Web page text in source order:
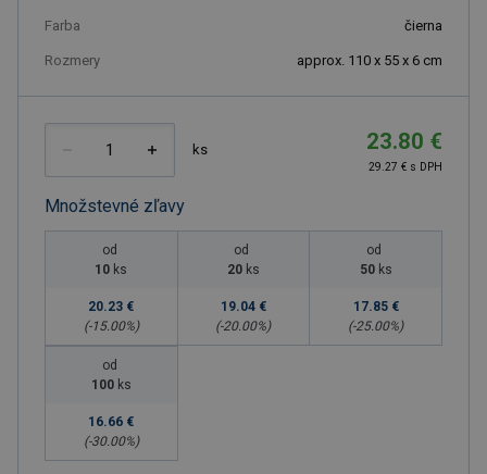
Farba čierna
Rozmery approx. 110 x 55 x 6 cm
ks 23.80 €
29.27 € s DPH
Množstevné zľavy
od
10 ks
20.23 €
(-15.00%)
od
20 ks
19.04 €
(-20.00%)
od
50 ks
17.85 €
(-25.00%)
od
100 ks
16.66 €
(-30.00%)